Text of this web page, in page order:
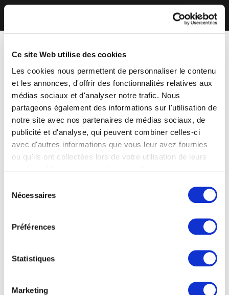
Ce site Web utilise des cookies
Les cookies nous permettent de personnaliser le contenu
et les annonces, d'offrir des fonctionnalités relatives aux
médias sociaux et d'analyser notre trafic. Nous
partageons également des informations sur l'utilisation de
notre site avec nos partenaires de médias sociaux, de
publicité et d'analyse, qui peuvent combiner celles-ci
avec d'autres informations que vous leur avez fournies
ou qu'ils ont collectées lors de votre utilisation de leurs
Nécessaires
Préférences
Statistiques
Marketing